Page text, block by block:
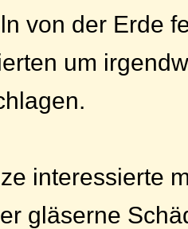
von der Erde
um
interessierte
gläserne